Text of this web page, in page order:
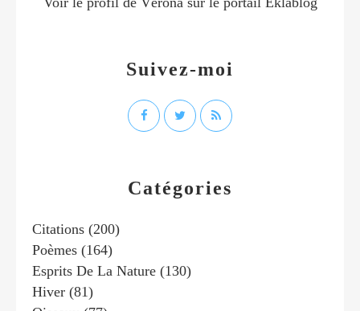
Catégories
Citations (200)
Poèmes (164)
Esprits De La Nature (130)
Hiver (81)
Suivez-moi